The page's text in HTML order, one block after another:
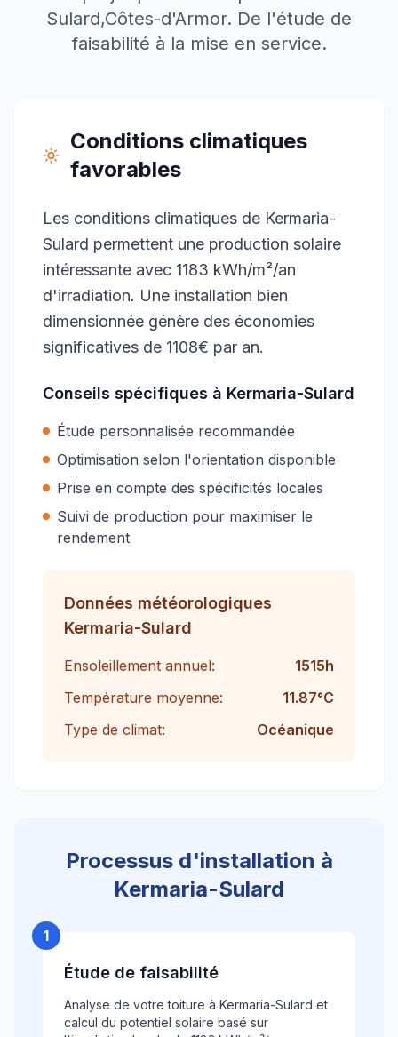
Sulard,Côtes-d'Armor. De l'étude de
faisabilité à la mise en service.
Conditions climatiques
favorables
Les conditions climatiques de Kermaria-
Sulard permettent une production solaire
intéressante avec 1183 kWh/m²/an
d'irradiation. Une installation bien
dimensionnée génère des économies
significatives de 1108€ par an.
Conseils spécifiques à Kermaria-Sulard
Étude personnalisée recommandée
Optimisation selon l'orientation disponible
Prise en compte des spécificités locales
Suivi de production pour maximiser le
rendement
Données météorologiques
Kermaria-Sulard
Ensoleillement annuel: 1515h
Température moyenne:
11.87°C
Type de climat:
Océanique
Processus d'installation à
Kermaria-Sulard
1
Étude de faisabilité
Analyse de votre toiture à Kermaria-Sulard et
calcul du potentiel solaire basé sur